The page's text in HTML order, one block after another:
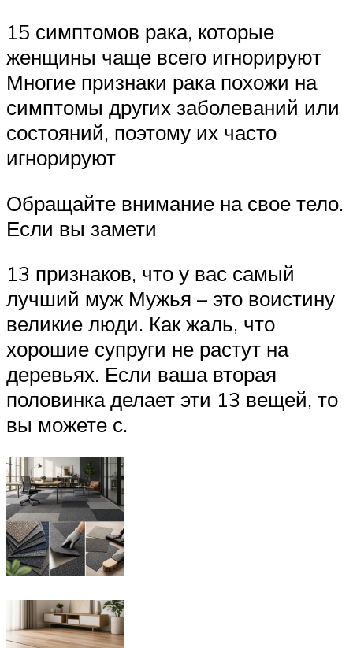
15 симптомов рака, которые
женщины чаще всего игнорируют
Многие признаки рака похожи на
симптомы других заболеваний или
состояний, поэтому их часто
игнорируют
Обращайте внимание на свое тело.
Если вы замети
13 признаков, что у вас самый
лучший муж Мужья – это воистину
великие люди. Как жаль, что
хорошие супруги не растут на
деревьях. Если ваша вторая
половинка делает эти 13 вещей, то
вы можете с.